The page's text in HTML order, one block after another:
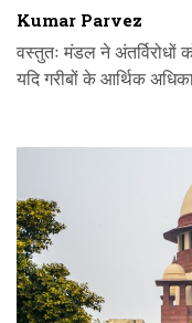
Kumar Parvez
वस्तुतः मंडल ने अंतर्विरोधों
यदि गरीबों के आर्थिक